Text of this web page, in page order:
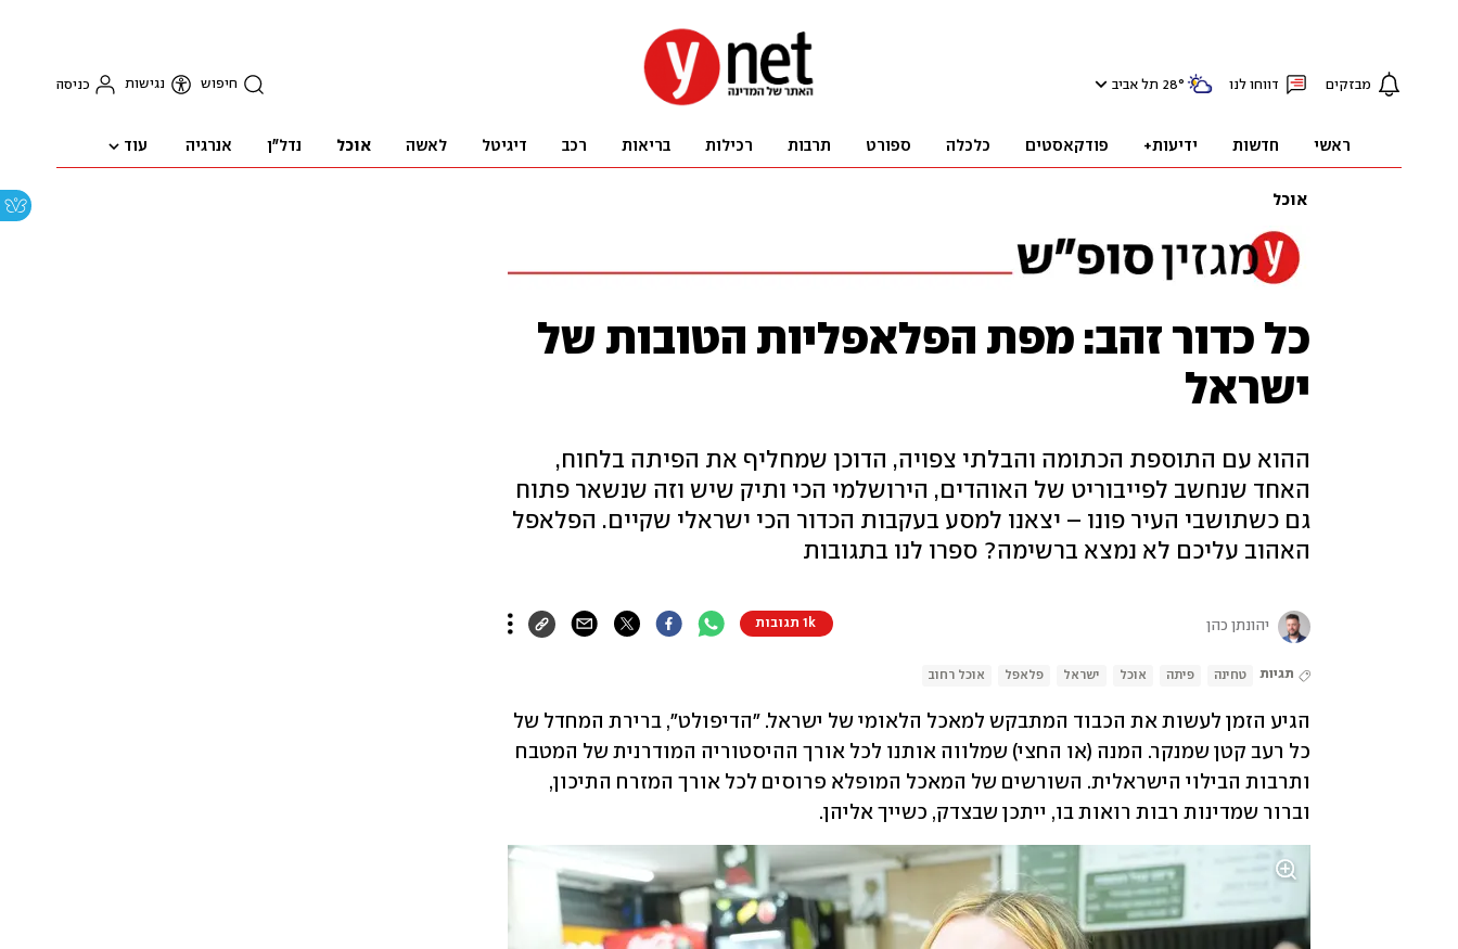
מבזקים דווחו לנו 28° תל אביב חיפוש נגישות כניסה
ראשי חדשות ידיעות+ פודקאסטים כלכלה ספורט תרבות רכילות בריאות רכב דיגיטל לאשה אוכל נדל"ן אנרגיה עוד
אוכל
כל כדור זהב: מפת הפלאפליות הטובות של
ישראל
ההוא עם התוספת הכתומה והבלתי צפויה, הדוכן שמחליף את הפיתה בלחוח,
האחד שנחשב לפייבוריט של האוהדים, הירושלמי הכי ותיק שיש וזה שנשאר פתוח
גם כשתושבי העיר פונו – יצאנו למסע בעקבות הכדור הכי ישראלי שקיים. הפלאפל
האהוב עליכם לא נמצא ברשימה? ספרו לנו בתגובות
יהונתן כהן 1k תגובות
תגיות טחינה פיתה אוכל ישראל פלאפל אוכל רחוב
וברור שמדינות רבות רואות בו, ייתכן שבצדק, כשייך אליהן.